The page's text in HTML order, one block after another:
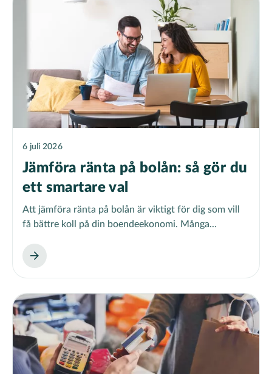
6 juli 2026
Jämföra ränta på bolån: så gör du
ett smartare val
Att jämföra ränta på bolån är viktigt för dig som vill
få bättre koll på din boendeekonomi. Många...